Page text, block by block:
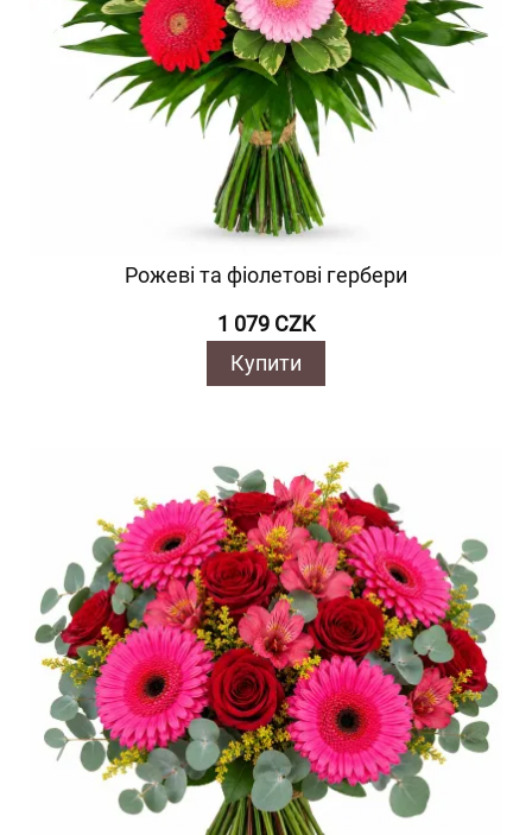
Рожеві та фіолетові гербери
1 079 CZK
Купити